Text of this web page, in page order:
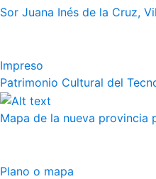
Sor Juana Inés de la Cruz,
Impreso
Patrimonio Cultural del
Mapa de la nueva provincia
Plano o mapa